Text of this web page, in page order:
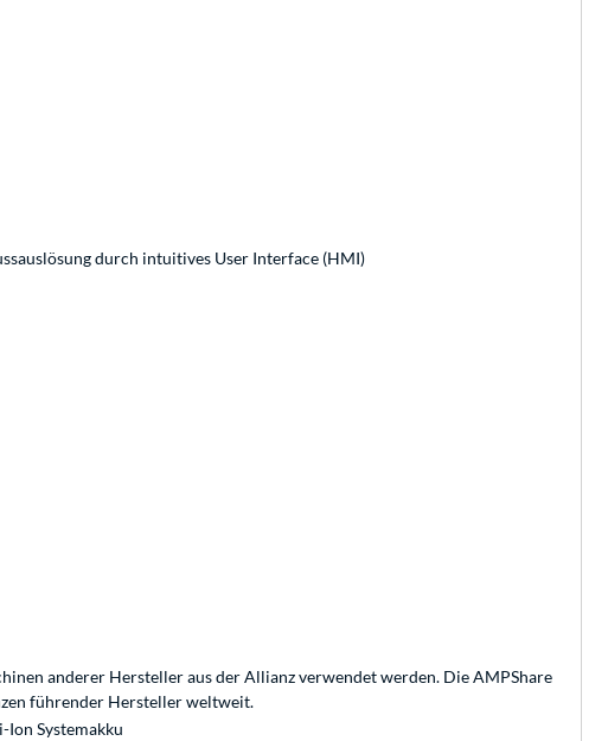
durch intuitives User Interface (HMI)
anderer Hersteller aus der Allianz verwendet werden. Die AMPShare
führender Hersteller weltweit.
Ion Systemakku